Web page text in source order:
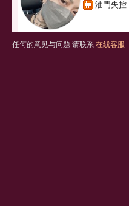
油門失控
任何的意见与问题 请联系 在线客服